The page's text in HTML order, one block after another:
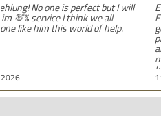
11.03.2026
Empfehlung! Ich habe sehr gute
Erfahrungen mit dieser Anwaltskanzlei
gemacht. Die Mitarbeiter waren
kann ihre Dienstleistungen wärmstens
empfehlen.